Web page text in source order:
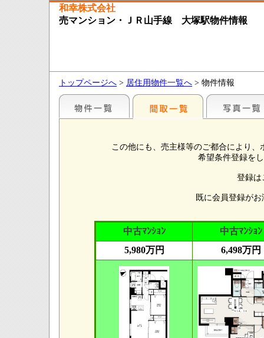
和幸株式会社
売マンション・ＪＲ山手線 大塚駅物件情報
トップページへ > 居住用物件一覧へ > 物件情報
この他にも、売主様等のご都合により
希望条件登録を
登録
既に会員登録が
中古ﾏﾝｼｮﾝ
中古ﾏﾝｼｮﾝ
5,980万円
6,498万円